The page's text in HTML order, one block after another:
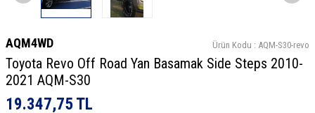
AQM4WD Ürün Kodu : AQM-S30-revo
Toyota Revo Off Road Yan Basamak Side Steps 2010-
2021 AQM-S30
19.347,75TL